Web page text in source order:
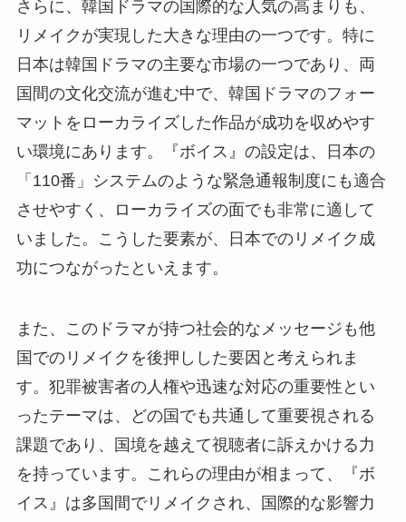
さらに、韓国ドラマの国際的な人気の高まりも、
リメイクが実現した大きな理由の一つです。特に
日本は韓国ドラマの主要な市場の一つであり、両
国間の文化交流が進む中で、韓国ドラマのフォー
マットをローカライズした作品が成功を収めやす
い環境にあります。『ボイス』の設定は、日本の
「110番」システムのような緊急通報制度にも適合
させやすく、ローカライズの面でも非常に適して
いました。こうした要素が、日本でのリメイク成
功につながったといえます。
また、このドラマが持つ社会的なメッセージも他
国でのリメイクを後押しした要因と考えられま
す。犯罪被害者の人権や迅速な対応の重要性とい
ったテーマは、どの国でも共通して重要視される
課題であり、国境を越えて視聴者に訴えかける力
を持っています。これらの理由が相まって、『ボ
イス』は多国間でリメイクされ、国際的な影響力